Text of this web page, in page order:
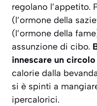
regolano l’appetito.
(l’ormone della
(l’ormone della
assunzione di cibo.
innescare un
calorie dalla
si è spinti a
ipercalorici.